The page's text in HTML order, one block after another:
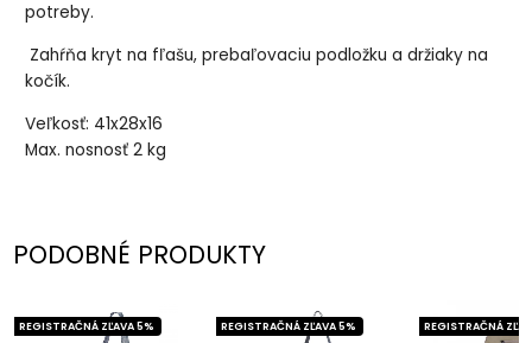
potreby.
Zahŕňa kryt na fľašu, prebaľovaciu podložku a držiaky na
kočík.
Veľkosť: 41x28x16
Max. nosnosť 2 kg
PODOBNÉ PRODUKTY
REGISTRAČNÁ ZĽAVA 5% REGISTRAČNÁ ZĽAVA 5% REGISTRAČNÁ